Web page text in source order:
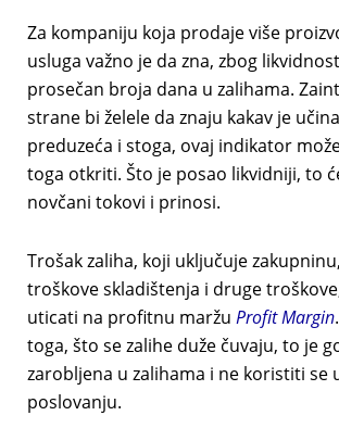
Za kompaniju koja prodaje više
usluga važno je da zna, zbog
prosečan broja dana u zalihama.
strane bi želele da znaju kakav je
preduzeća i stoga, ovaj indikator
toga otkriti. Što je posao likvidniji, to
novčani tokovi i prinosi.
Trošak zaliha, koji uključuje
troškove skladištenja i druge
uticati na profitnu maržu Profit Margin
toga, što se zalihe duže čuvaju, to je
zarobljena u zalihama i ne koristiti se
poslovanju.